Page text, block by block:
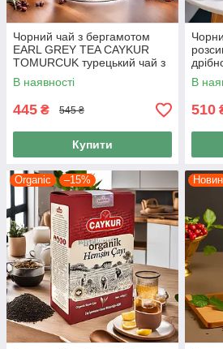
Чорний чай з бергамотом
EARL GREY TEA CAYKUR
TOMURCUK турецький чай з
натуральним ароматом
бергамоту 200 гр
В наявності
445 ₴ 545 ₴
Купити
500
В
510
Organic –15%